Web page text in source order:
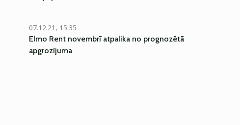
07.12.21, 15:35
Elmo Rent novembrī atpalika no prognozētā
apgrozījuma